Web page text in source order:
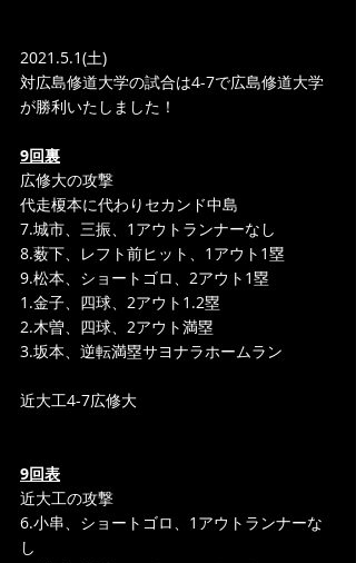
2021.5.1(土)
対広島修道大学の試合は4-7で広島修道大学
が勝利いたしました！
9回裏
広修大の攻撃
代走榎本に代わりセカンド中島
7.城市、三振、1アウトランナーなし
8.薮下、レフト前ヒット、1アウト1塁
9.松本、ショートゴロ、2アウト1塁
1.金子、四球、2アウト1.2塁
2.木曽、四球、2アウト満塁
3.坂本、逆転満塁サヨナラホームラン
近大工4-7広修大
9回表
近大工の攻撃
6.小串、ショートゴロ、1アウトランナーな
し